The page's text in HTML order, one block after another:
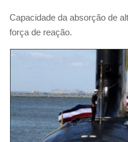
Capacidade da absorção de
força de reação.